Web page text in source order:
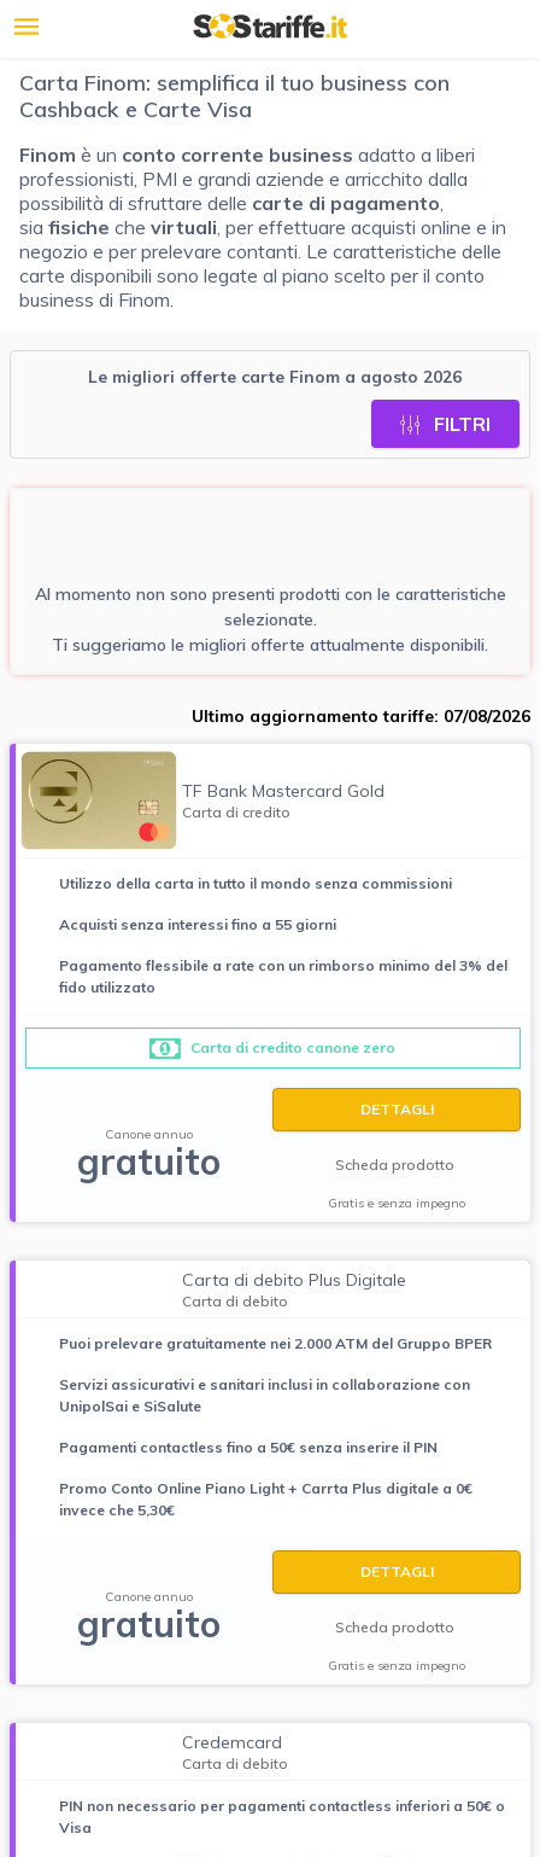
Carta Finom: semplifica il tuo business con
Cashback e Carte Visa
Finom è un conto corrente business adatto a liberi
professionisti, PMI e grandi aziende e arricchito dalla
possibilità di sfruttare delle carte di pagamento,
sia fisiche che virtuali, per effettuare acquisti online e in
negozio e per prelevare contanti. Le caratteristiche delle
carte disponibili sono legate al piano scelto per il conto
business di Finom.
Le migliori offerte carte Finom a agosto 2026
FILTRI
Al momento non sono presenti prodotti con le caratteristiche
selezionate.
Ti suggeriamo le migliori offerte attualmente disponibili.
Ultimo aggiornamento tariffe: 07/08/2026
TF Bank Mastercard Gold
Carta di credito
Utilizzo della carta in tutto il mondo senza commissioni
Acquisti senza interessi fino a 55 giorni
Pagamento flessibile a rate con un rimborso minimo del 3% del
fido utilizzato
Carta di credito canone zero
Canone annuo
gratuito
DETTAGLI
Scheda prodotto
Gratis e senza impegno
Carta di debito Plus Digitale
Carta di debito
Puoi prelevare gratuitamente nei 2.000 ATM del Gruppo BPER
Servizi assicurativi e sanitari inclusi in collaborazione con
UnipolSai e SiSalute
Pagamenti contactless fino a 50€ senza inserire il PIN
Promo Conto Online Piano Light + Carrta Plus digitale a 0€
invece che 5,30€
Canone annuo
gratuito
DETTAGLI
Scheda prodotto
Gratis e senza impegno
Credemcard
Carta di debito
PIN non necessario per pagamenti contactless inferiori a 50€ o
Visa